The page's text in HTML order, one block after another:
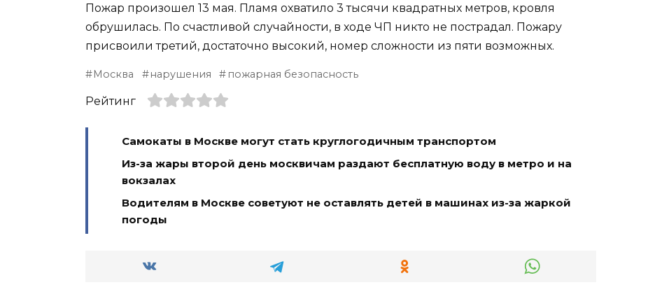
Пожар произошел 13 мая. Пламя охватило 3 тысячи квадратных метров, кровля
обрушилась. По счастливой случайности, в ходе ЧП никто не пострадал. Пожару
присвоили третий, достаточно высокий, номер сложности из пяти возможных.
Москва нарушения пожарная безопасность
Рейтинг
Самокаты в Москве могут стать круглогодичным транспортом
Из-за жары второй день москвичам раздают бесплатную воду в метро и на
вокзалах
Водителям в Москве советуют не оставлять детей в машинах из-за жаркой
погоды